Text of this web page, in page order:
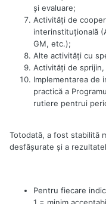
şi evaluare;
Activităţi de
interinstituţională
GM, etc.);
Alte activităţi cu
Activităţi de
Implementarea de
practică a
rutiere pentrui
Totodată, a fost stabilită
desfăşurate şi a
Pentru fiecare
1 = minim